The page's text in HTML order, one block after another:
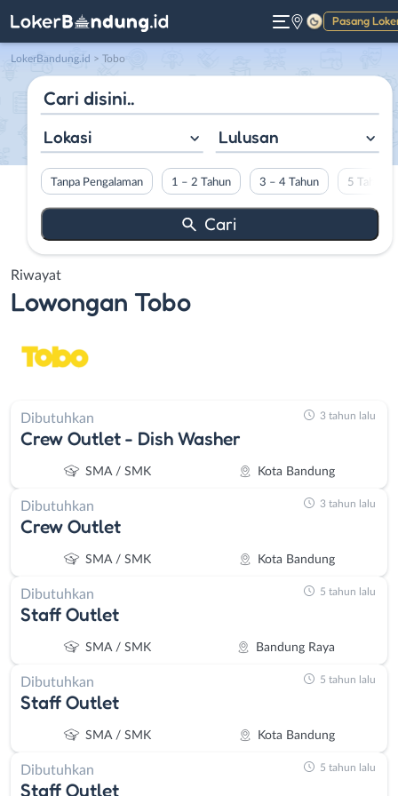
Pasang
Gelap
LokerBandung.id > Tobo
Lokasi Lulusan
Tanpa Pengalaman 1 – 2 Tahun 3 – 4 Tahun 5 Tahun
Riwayat
Lowongan Tobo
Dibutuhkan
Crew Outlet - Dish Washer
SMA / SMK Kota Bandung
3 tahun lalu
Dibutuhkan
Crew Outlet
SMA / SMK Kota Bandung
3 tahun lalu
Dibutuhkan
Staff Outlet
SMA / SMK Bandung Raya
5 tahun lalu
Dibutuhkan
Staff Outlet
SMA / SMK Kota Bandung
5 tahun lalu
Dibutuhkan
Staff Outlet
5 tahun lalu